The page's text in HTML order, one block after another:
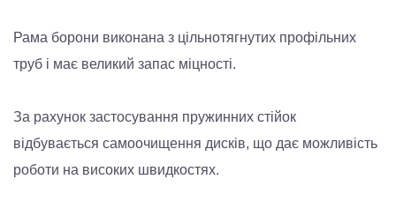
Рама борони виконана з цільнотягнутих профільних
труб і має великий запас міцності.
За рахунок застосування пружинних стійок
відбувається самоочищення дисків, що дає можливість
роботи на високих швидкостях.